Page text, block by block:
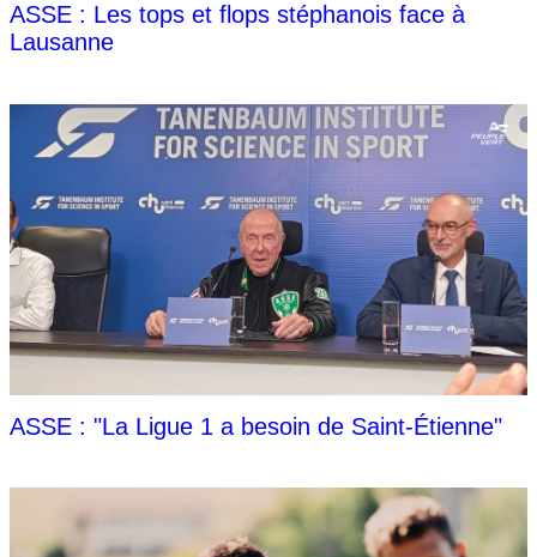
ASSE : Les tops et flops stéphanois face à
Lausanne
ASSE : "La Ligue 1 a besoin de Saint-Étienne"